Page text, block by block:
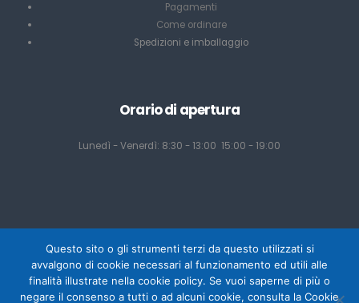
Pagamenti
Come ordinare
Spedizioni e imballaggio
Orario di apertura
Lunedì - Venerdì: 8:30 - 13:00 15:00 - 19:00
Questo sito o gli strumenti terzi da questo utilizzati si
avvalgono di cookie necessari al funzionamento ed utili alle
finalità illustrate nella cookie policy. Se vuoi saperne di più o
negare il consenso a tutti o ad alcuni cookie, consulta la Cookie